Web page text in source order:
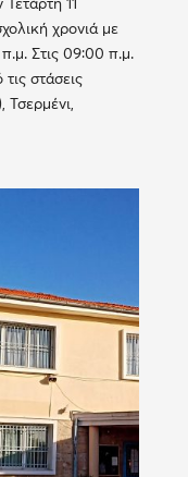
11
χρονιά με
Στις 09:00 π.μ.
στάσεις